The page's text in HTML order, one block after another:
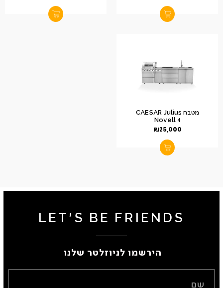
מטבח CAESAR Julius
Novell 4
₪25,000
LET'S BE FRIENDS
הירשמו לניוזלטר שלנו ​